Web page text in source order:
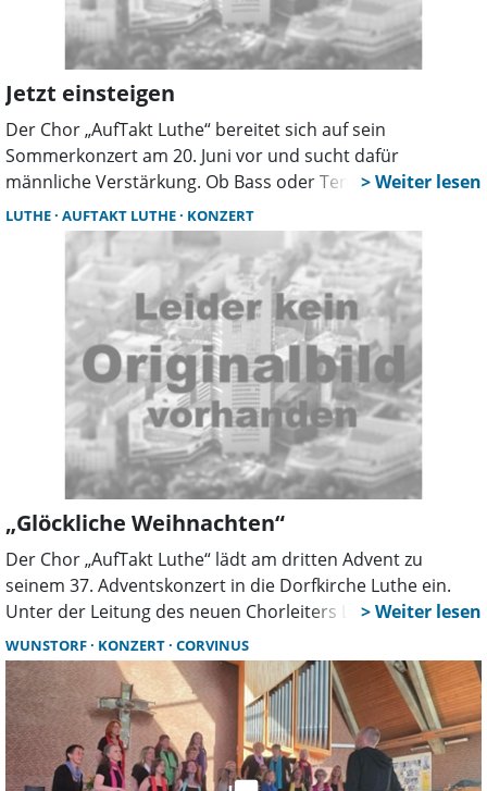
Jetzt einsteigen
Der Chor „AufTakt Luthe“ bereitet sich auf sein
Sommerkonzert am 20. Juni vor und sucht dafür
männliche Verstärkung. Ob Bass oder Tenor – alle
Stimmen sind willkommen. Geprobt wird mittwochs von
19 bis 21 Uhr im Gemeindehaus der Corvinus-Kirche.
Infos unter www.auftakt-luthe.de.
LUTHE AUFTAKT LUTHE KONZERT
„Glöckliche Weihnachten“
Der Chor „AufTakt Luthe“ lädt am dritten Advent zu
seinem 37. Adventskonzert in die Dorfkirche Luthe ein.
Unter der Leitung des neuen Chorleiters Lukas Maidhof
erwartet die Besucher ein festliches Programm mit
Weihnachtsliedern, einer Geschichte und gemeinsamen
Gesängen. Der Eintritt ist frei.
WUNSTORF KONZERT CORVINUS